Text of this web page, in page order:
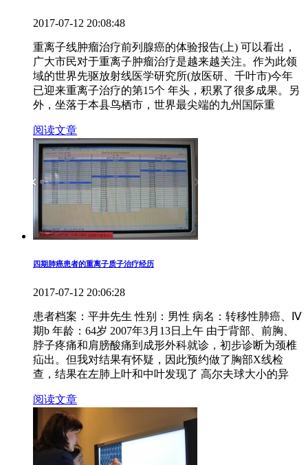
2017-07-12 20:08:48
重离子线肿瘤治疗前列腺癌的体验报告(上) 可以看出，
广大市民对于重离子肿瘤治疗是越来越关注。作为此领
域的世界先驱放射线医学研究所(放医研、千叶市)今年
已迎来重离子治疗的第15个 年头，积累了很多成果。另
外，坐落于本县鸟栖市，世界最尖端的九州国际重
阅读文章
四期肺癌患者的重离子质子治疗经历
2017-07-12 20:06:28
患者档案：平井先生 性别：男性 病名：转移性肺癌、Ⅳ
期b 年龄：64岁 2007年3月13日上午 由于背部、前胸、
脖子疼痛和肩膀酸痛到成形外科就诊，初步诊断为颈椎
疝出。但我对结果有怀疑，因此预约做了胸部X线检
查，结果在左肺上叶和中叶发现了 高尔夫球大小的异
阅读文章